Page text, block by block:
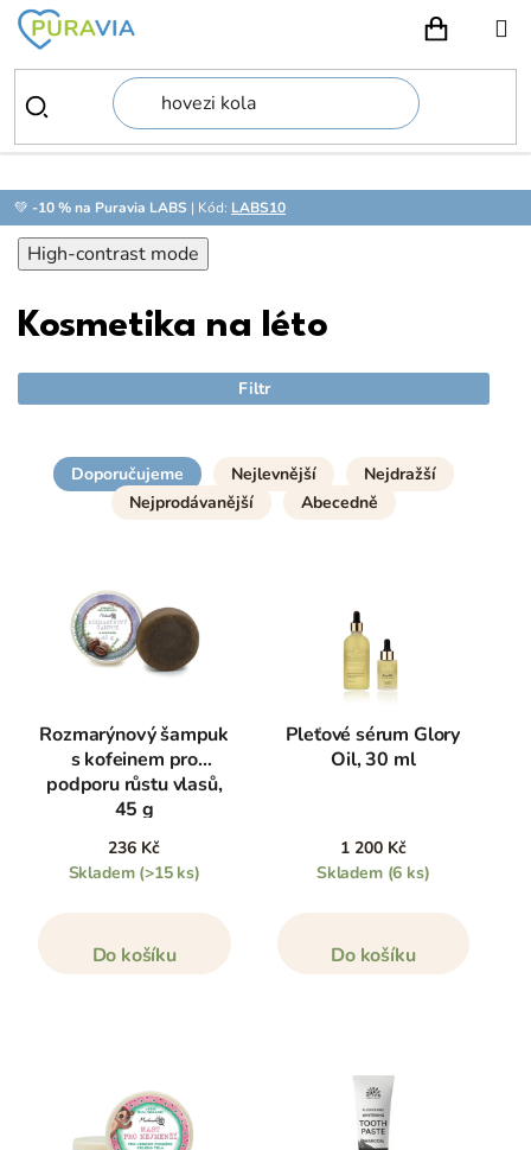
Přejít
obsah
💚 -10 % na Puravia LABS | Kód: LABS10
High-contrast mode
Kosmetika na léto
Filtr
Doporučujeme Nejlevnější
Nejdražší
Nejprodávanější
Abecedně
Rozmarýnový šampuk
s kofeinem pro
podporu růstu vlasů,
45 g
236 Kč
Skladem (>15 ks)
Do košíku
Pleťové sérum Glory
Oil, 30 ml
1 200 Kč
Skladem (6 ks)
Do košíku